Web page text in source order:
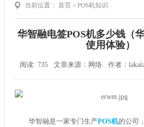
当前位置： 首页> POS机知识
华智融电签POS机多少钱（
使用体验）
阅读: 735 文章来源：网络 作者：
华智融是一家专门生产POS机的公司